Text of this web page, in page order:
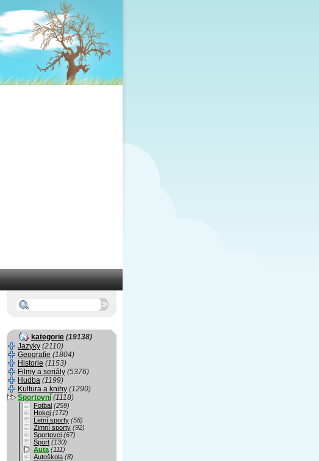
kategorie (19138)
Jazyky (2110)
Geografie (1804)
Historie (1153)
Filmy a seriály (5376)
Hudba (1199)
Kultura a knihy (1290)
Sportovní (1118)
Fotbal (259)
Hokej (172)
Letní sporty (58)
Zimní sporty (92)
Sportovci (67)
Sport (130)
Auta (111)
Autoškola (8)